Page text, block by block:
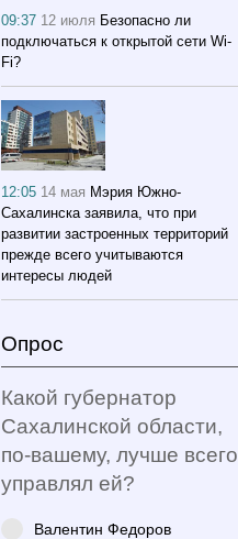
09:37 12 июля Безопасно ли
подключаться к открытой сети Wi-
Fi?
12:05 14 мая Мэрия Южно-
Сахалинска заявила, что при
развитии застроенных территорий
прежде всего учитываются
интересы людей
Опрос
Какой губернатор
Сахалинской области,
по-вашему, лучше всего
управлял ей?
Валентин Федоров